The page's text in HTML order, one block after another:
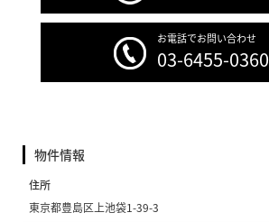
お電話でお問い合わせ
03-6455-0360
物件情報
住所
東京都豊島区上池袋1-39-3